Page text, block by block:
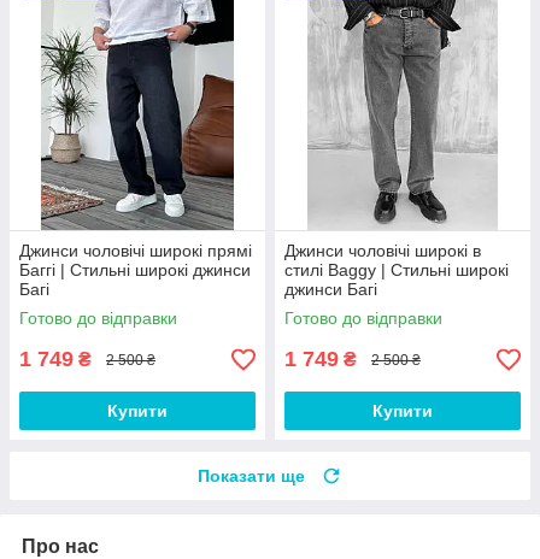
Джинси чоловічі широкі прямі
Баггі | Стильні широкі джинси
Багі
Готово до відправки
1 749 ₴ 2 500 ₴
Купити
Джинси чоловічі широкі в
стилі Baggy | Стильні широкі
джинси Багі
Готово до відправки
1 749 ₴ 2 500 ₴
Купити
Показати ще
Про нас